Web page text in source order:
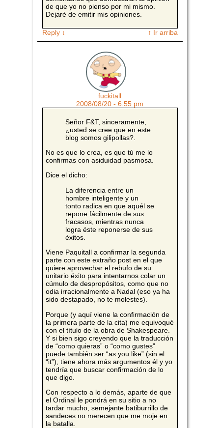
de que yo no pienso por mi mismo.
Dejaré de emitir mis opiniones.
Reply ↓ ↑ Ir arriba
fuckitall
2008/08/20 - 6:55 pm
Señor F&T, sinceramente,
¿usted se cree que en este
blog somos gilipollas?.
No es que lo crea, es que tú me lo
confirmas con asiduidad pasmosa.
Dice el dicho:
La diferencia entre un
hombre inteligente y un
tonto radica en que aquél se
repone fácilmente de sus
fracasos, mientras nunca
logra éste reponerse de sus
éxitos.
Viene Paquitall a confirmar la segunda
parte con este extraño post en el que
quiere aprovechar el rebufo de su
unitario éxito para intentarnos colar un
cúmulo de despropósitos, como que no
odia irracionalmente a Nadal (eso ya ha
sido destapado, no te molestes).
Porque (y aquí viene la confirmación de
la primera parte de la cita) me equivoqué
con el título de la obra de Shakespeare.
Y si bien sigo creyendo que la traducción
de “como quieras” o “como gustes”
puede también ser “as you like” (sin el
“it”), tiene ahora más argumentos él y yo
tendría que buscar confirmación de lo
que digo.
Con respecto a lo demás, aparte de que
el Ordinal le pondrá en su sitio a no
tardar mucho, semejante batiburrillo de
sandeces no merecen que me moje en
la batalla.